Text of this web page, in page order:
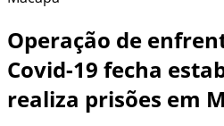
Operação de
Covid-19 fecha
realiza prisões em